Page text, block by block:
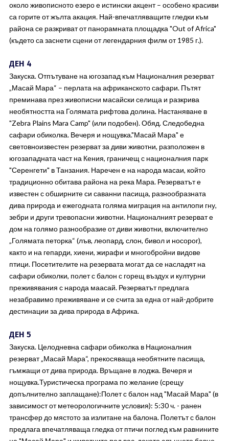
около живописното езеро е истински акцент – особено красиви
са горите от жълта акация. Най-впечатляващите гледки към
района се разкриват от панорамната площадка "Out of Africa"
(където са заснети сцени от легендарния филм от 1985 г.).
ДЕН 4
Закуска. Отпътуване на югозапад към Националния резерват
„Масай Мара“ – перлата на африканското сафари. Пътят
преминава през живописни масайски селища и разкрива
необятността на Голямата рифтова долина. Настаняване в
"Zebra Plains Mara Camp" (или подобен). Обяд. Следобедна
сафари обиколка. Вечеря и нощувка."Масай Мара" е
световноизвестен резерват за диви животни, разположен в
югозападната част на Кения, граничещ с националния парк
"Серенгети" в Танзания. Наречен е на народа масаи, който
традиционно обитава района на река Мара. Резерватът е
известен с обширните си саванни пасища, разнообразната
дива природа и ежегодната голяма миграция на антилопи гну,
зебри и други тревопасни животни. Националният резерват е
дом на голямо разнообразие от диви животни, включително
„Голямата петорка“ (лъв, леопард, слон, бивол и носорог),
както и на гепарди, хиени, жирафи и многобройни видове
птици. Посетителите на резервата могат да се насладят на
сафари обиколки, полет с балон с горещ въздух и културни
преживявания с народа маасай. Резерватът предлага
незабравимо преживяване и се счита за една от най-добрите
дестинации за дива природа в Африка.
ДЕН 5
Закуска. Целодневна сафари обиколка в Националния
резерват „Масай Мара“, прекосяваща необятните пасища,
гъмжащи от дива природа. Връщане в лоджа. Вечеря и
нощувка.Туристическа програма по желание (срещу
допълнително заплащане):Полет с балон над "Масай Мара" (в
зависимост от метеорологичните условия): 5:30 ч. - ранен
трансфер до мястото за излитане на балона. Полетът с балон
предлага впечатляваща гледка от птичи поглед към равнините